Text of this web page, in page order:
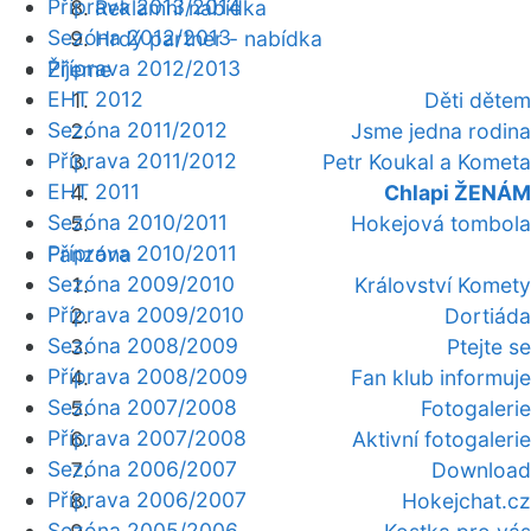
Reklamní nabídka
Hrdý partner - nabídka
Žijeme
Děti dětem
Jsme jedna rodina
Petr Koukal a Kometa
Chlapi ŽENÁM
Hokejová tombola
Fanzóna
Království Komety
Dortiáda
Ptejte se
Fan klub informuje
Fotogalerie
Aktivní fotogalerie
Download
Hokejchat.cz
Příprava 2013/2014
Sezóna 2012/2013
Příprava 2012/2013
EHT 2012
Sezóna 2011/2012
Příprava 2011/2012
EHT 2011
Sezóna 2010/2011
Příprava 2010/2011
Sezóna 2009/2010
Příprava 2009/2010
Sezóna 2008/2009
Příprava 2008/2009
Sezóna 2007/2008
Příprava 2007/2008
Sezóna 2006/2007
Příprava 2006/2007